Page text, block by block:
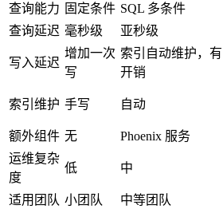
查询能力 固定条件 SQL 多条件
查询延迟 毫秒级 亚秒级
写入延迟
增加一次
写
索引自动维护，有
开销
索引维护 手写 自动
额外组件 无 Phoenix 服务
运维复杂
度
低 中
适用团队 小团队 中等团队